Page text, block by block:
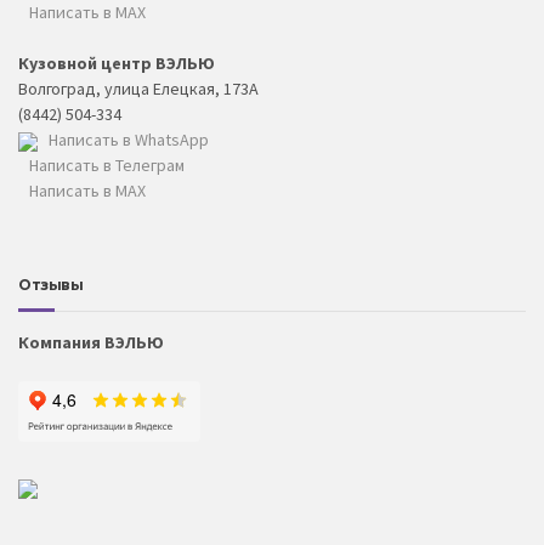
Написать в MAX
Кузовной центр ВЭЛЬЮ
Волгоград, улица Елецкая, 173А
(8442) 504-334
Написать в WhatsApp
Написать в Телеграм
Написать в MAX
Отзывы
Компания ВЭЛЬЮ